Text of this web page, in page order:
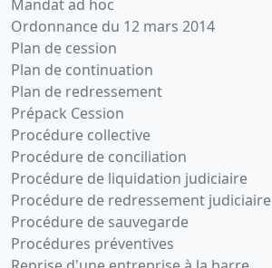
Mandat ad hoc
Ordonnance du 12 mars 2014
Plan de cession
Plan de continuation
Plan de redressement
Prépack Cession
Procédure collective
Procédure de conciliation
Procédure de liquidation judiciaire
Procédure de redressement judiciaire
Procédure de sauvegarde
Procédures préventives